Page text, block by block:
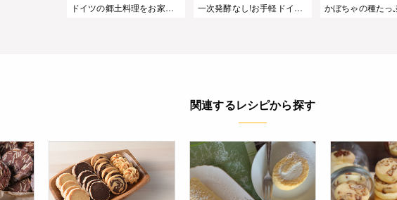
ドイツの郷土料理をお家で楽しむ!「マウルタッシェン」 一次発酵なし!お手軽ドイツパン【ラウゲンベックル】
関連するレシピから探す